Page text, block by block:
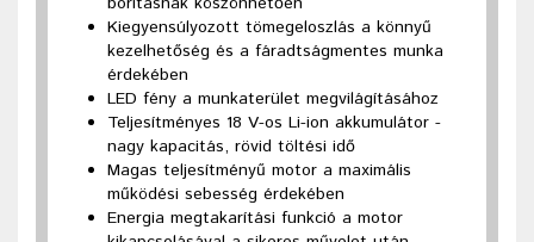
Kiegyensúlyozott tömegeloszlás a könnyű
kezelhetőség és a fáradtságmentes munka
érdekében
LED fény a munkaterület megvilágításához
Teljesítményes 18 V-os Li-ion akkumulátor -
nagy kapacitás, rövid töltési idő
Magas teljesítményű motor a maximális
működési sebesség érdekében
Energia megtakarítási funkció a motor